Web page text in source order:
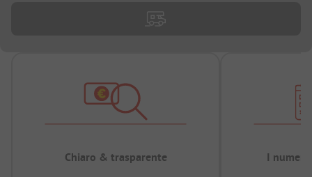
Chiaro & trasparente I numeri